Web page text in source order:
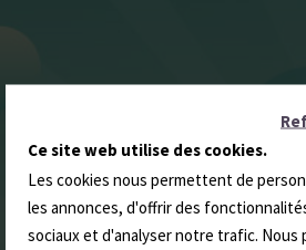
Ce site web utilise des cookies.
Les cookies nous permettent de
les annonces, d'offrir des
sociaux et d'analyser notre trafic. Nous